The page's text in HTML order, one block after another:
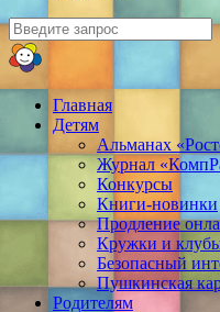
Главная
Детям
Альманах
Журнал
Конкурсы
Книги-новинки
Продление
Кружки и
Безопасный
Пушкинская
Родителям